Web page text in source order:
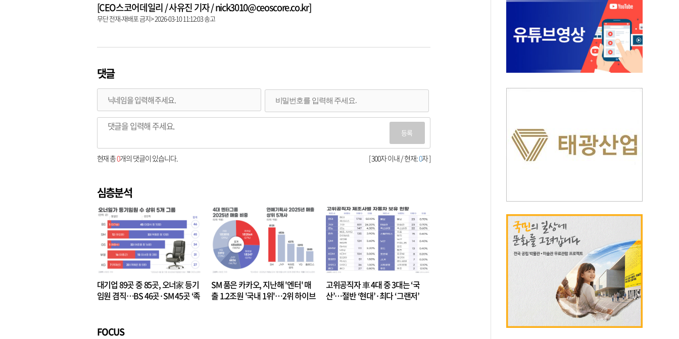
[CEO스코어데일리 / 사유진 기자 / nick3010@ceoscore.co.kr]
무단 전재-재배포 금지> 2026-03-10 11:12:03 송고
댓글
등록
[ 300자 이내 / 현재:0자 ]
현재 총0개의 댓글이 있습니다.
심층분석
대기업 89곳 중 85곳, 오너家 등기
임원 겸직…BS 46곳·SM 45곳 ‘족
SM 품은 카카오, 지난해 '엔터' 매
출 1.2조원 '국내 1위'…2위 하이브
고위공직자 車 4대 중 3대는 ‘국
산’…절반 ‘현대’·최다 ‘그랜저’
FOCUS